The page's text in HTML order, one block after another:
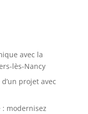
avec la
lès-Nancy
projet avec
modernisez